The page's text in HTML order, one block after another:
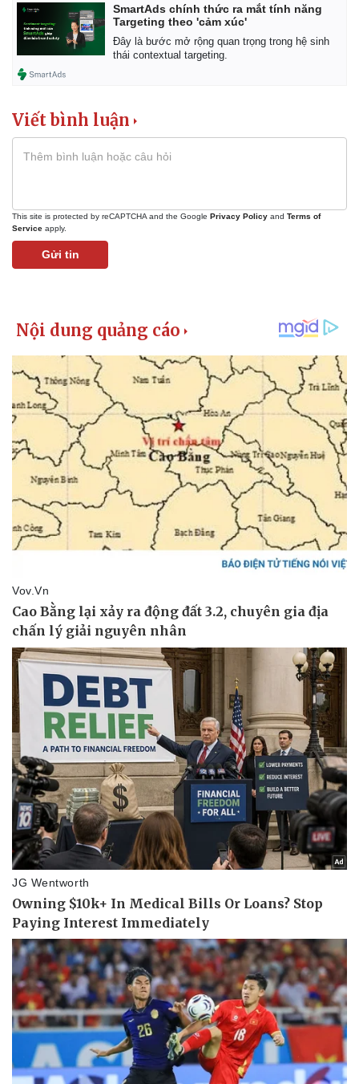
Pháp luật
Vụ án
Tin nóng
Tư vấn luật
Quân sự - Quốc phòng
Vũ khí
Việt Nam
Phân tích
SmartAds chính thức ra mắt tính năng
Targeting theo 'cảm xúc'
Đây là bước mở rộng quan trọng trong hệ sinh
thái contextual targeting.
Viết bình luận
This site is protected by reCAPTCHA and the Google Privacy Policy and Terms of
Service apply.
Gửi tin